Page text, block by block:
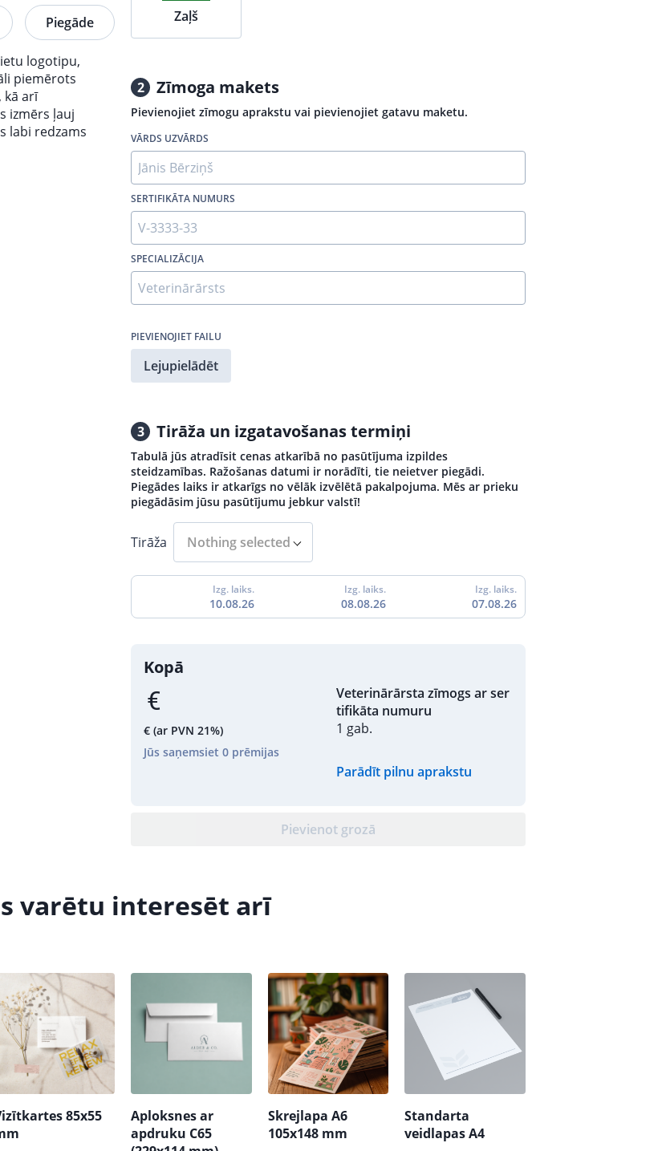
Piegāde
logotipu,
piemērots
kā arī
izmērs ļauj
labi redzams
Zaļš
2 Zīmoga makets
Pievienojiet zīmogu aprakstu vai pievienojiet gatavu maketu.
VĀRDS UZVĀRDS
SERTIFIKĀTA NUMURS
SPECIALIZĀCIJA
PIEVIENOJIET FAILU
Lejupielādēt
3 Tirāža un izgatavošanas termiņi
Tabulā jūs atradīsit cenas atkarībā no pasūtījuma izpildes
steidzamības. Ražošanas datumi ir norādīti, tie neietver piegādi.
Piegādes laiks ir atkarīgs no vēlāk izvēlētā pakalpojuma. Mēs ar prieku
piegādāsim jūsu pasūtījumu jebkur valstī!
Tirāža Nothing selected
Izg. laiks.
10.08.26
Izg. laiks.
08.08.26
Izg. laiks.
07.08.26
Kopā
€ (ar PVN 21%)
Jūs saņemsiet 0 prēmijas
Veterinārārsta zīmogs ar ser
tifikāta numuru
1 gab.
Parādīt pilnu aprakstu
Pievienot grozā
varētu interesēt arī
85х55
Aploksnes ar
apdruku C65
Skrejlapa A6
105x148 mm
Standarta
veidlapas A4